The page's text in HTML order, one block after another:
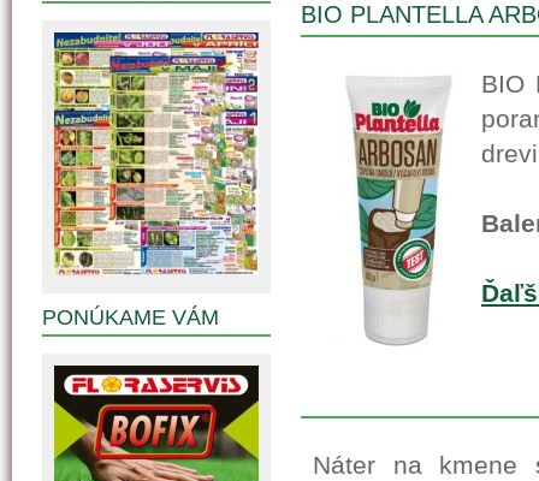
BIO PLANTELLA
BIO
Náter na kmene
PONÚKAME VÁM